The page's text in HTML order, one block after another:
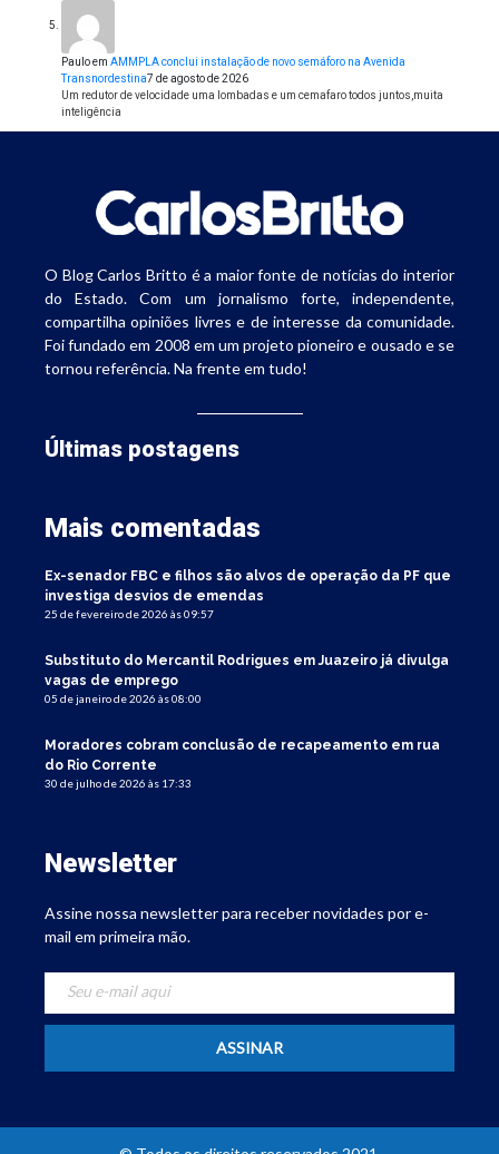
Pauloem AMMPLA conclui instalação de novo semáforo na Avenida
Transnordestina7 de agosto de 2026
Um redutor de velocidade uma lombadas e um cemafaro todos juntos,muita
inteligência
O Blog Carlos Britto é a maior fonte de notícias do interior
do Estado. Com um jornalismo forte, independente,
compartilha opiniões livres e de interesse da comunidade.
Foi fundado em 2008 em um projeto pioneiro e ousado e se
tornou referência. Na frente em tudo!
Últimas postagens
Mais comentadas
Ex-senador FBC e filhos são alvos de operação da PF que
investiga desvios de emendas
25 de fevereiro de 2026 às 09:57
Substituto do Mercantil Rodrigues em Juazeiro já divulga
vagas de emprego
05 de janeiro de 2026 às 08:00
Moradores cobram conclusão de recapeamento em rua
do Rio Corrente
30 de julho de 2026 às 17:33
Newsletter
Assine nossa newsletter para receber novidades por e-
mail em primeira mão.